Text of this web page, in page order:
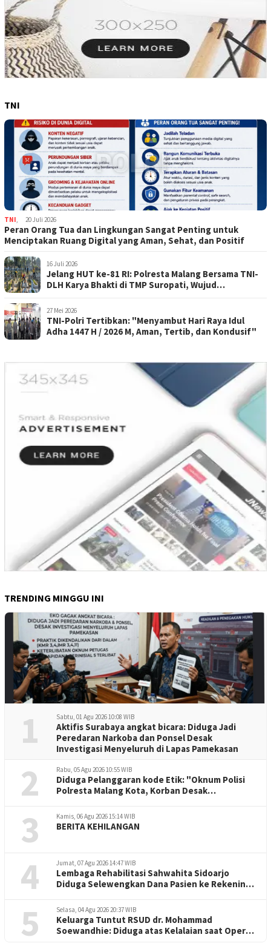
TNI
TNI 20 Juli 2026
Peran Orang Tua dan Lingkungan Sangat Penting untuk
Menciptakan Ruang Digital yang Aman, Sehat, dan Positif
16 Juli 2026
Jelang HUT ke-81 RI: Polresta Malang Bersama TNI-
DLH Karya Bhakti di TMP Suropati, Wujud
27 Mei 2026
TNI-Polri Tertibkan: "Menyambut Hari Raya Idul
Adha 1447 H / 2026 M, Aman, Tertib, dan Kondusif"
TRENDING MINGGU INI
1 Sabtu, 01 Agu 2026 10:08 WIB
Aktifis Surabaya angkat bicara: Diduga Jadi
Peredaran Narkoba dan Ponsel Desak
Investigasi Menyeluruh di Lapas Pamekasan
2 Rabu, 05 Agu 2026 10:55 WIB
Diduga Pelanggaran kode Etik: "Oknum Polisi
Polresta Malang Kota, Korban Desak
3 Kamis, 06 Agu 2026 15:14 WIB
BERITA KEHILANGAN
4 Jumat, 07 Agu 2026 14:47 WIB
Lembaga Rehabilitasi Sahwahita Sidoarjo
Diduga Selewengkan Dana Pasien ke Rekening
5 Selasa, 04 Agu 2026 20:37 WIB
Keluarga Tuntut RSUD dr. Mohammad
Soewandhie: Diduga atas Kelalaian saat Operasi